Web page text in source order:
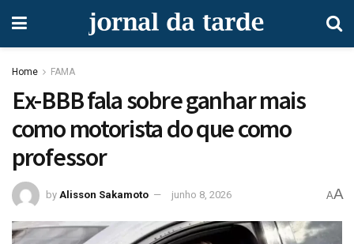
Home FAMA
Ex-BBB fala sobre ganhar mais
como motorista do que como
professor
by Alisson Sakamoto junho 8, 2026 AA